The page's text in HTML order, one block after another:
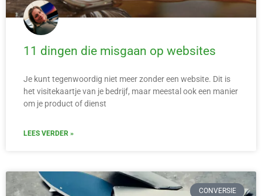
11 dingen die misgaan op websites
Je kunt tegenwoordig niet meer zonder een website. Dit is
het visitekaartje van je bedrijf, maar meestal ook een manier
om je product of dienst
LEES VERDER »
CONVERSIE